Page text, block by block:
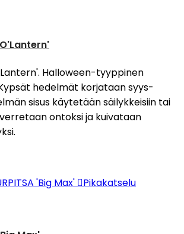
Halloween-tyyppinen
hedelmät korjataan syys-
sisus käytetään säilykkeisiin tai
ontoksi ja kuivataan
Pikakatselu